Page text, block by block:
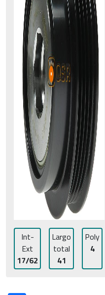
Int-
Ext
17/62
Largo
total
41
Poly
4